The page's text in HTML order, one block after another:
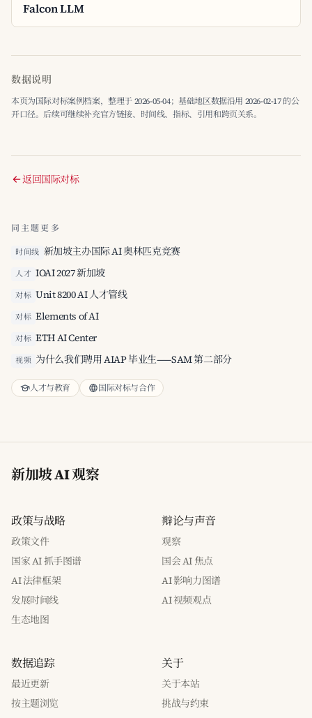
Falcon LLM
数据说明
本页为国际对标案例档案，整理于 2026-05-04；基础地区数据沿用 2026-02-17 的公
开口径。后续可继续补充官方链接、时间线、指标、引用和跨页关系。
返回国际对标
同主题更多
时间线 新加坡主办国际 AI 奥林匹克竞赛
人才 IOAI 2027 新加坡
对标 Unit 8200 AI 人才管线
对标 Elements of AI
对标 ETH AI Center
视频 为什么我们聘用 AIAP 毕业生——SAM 第二部分
人才与教育 国际对标与合作
新加坡 AI 观察
政策与战略
政策文件
国家 AI 抓手图谱
AI 法律框架
发展时间线
生态地图
辩论与声音
观察
国会 AI 焦点
AI 影响力图谱
AI 视频观点
数据追踪
最近更新
按主题浏览
关于
关于本站
挑战与约束